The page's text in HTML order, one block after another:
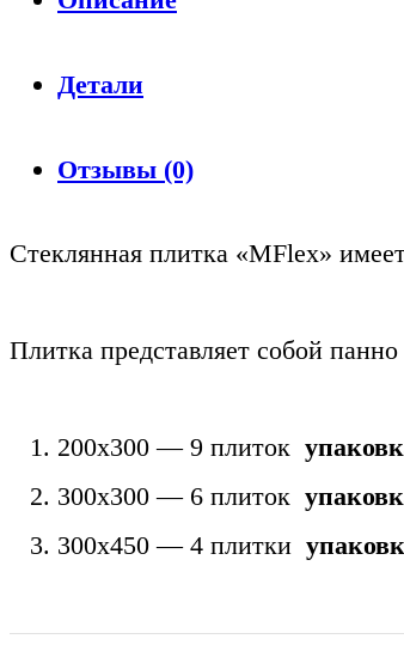
Детали
Отзывы (0)
Стеклянная плитка «MFlex»
Плитка представляет собой
200х300 — 9 плиток
300х300 — 6 плиток
300х450 — 4 плитки